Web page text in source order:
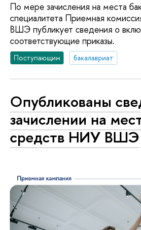
По мере зачисления на места
специалитета Приемная
ВШЭ публикует сведения о
соответствующие приказы.
Поступающим бакалавриат
Опубликованы
зачислении на
средств НИУ ВШЭ